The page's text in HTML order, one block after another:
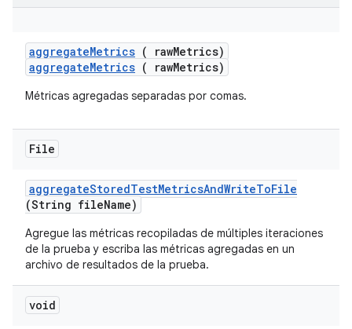
aggregateMetrics ( rawMetrics)
aggregateMetrics ( rawMetrics)
Métricas agregadas separadas por comas.
File
aggregateStoredTestMetricsAndWriteToFile
(String fileName)
Agregue las métricas recopiladas de múltiples iteraciones
de la prueba y escriba las métricas agregadas en un
archivo de resultados de la prueba.
void